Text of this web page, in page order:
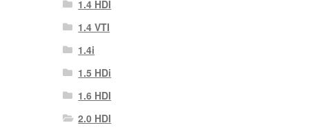
1.4 HDI
1.4 VTI
1.4i
1.5 HDi
1.6 HDI
2.0 HDI